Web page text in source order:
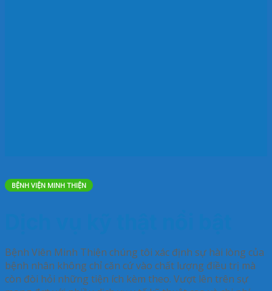
BỆNH VIỆN MINH THIỆN
Bệnh Viên Minh Thiện chúng tôi xác định sự hài lòng của
bệnh nhân không chỉ căn cứ vào chất lượng điều trị mà
còn đòi hỏi những tiện ích kèm theo. Vượt lên trên sự